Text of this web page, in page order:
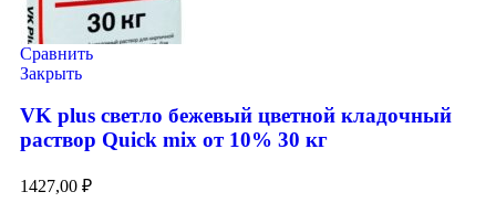
Сравнить
Закрыть
VK plus светло бежевый цветной кладочный
раствор Quick mix от 10% 30 кг
1427,00 ₽